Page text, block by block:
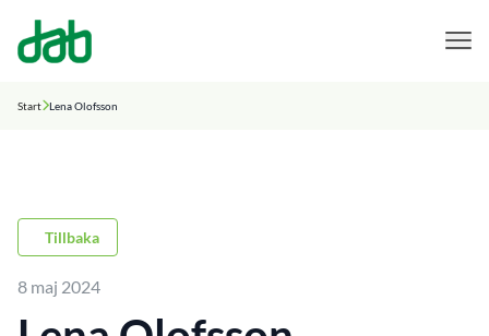
DAB Dental
Start Lena Olofsson
Tillbaka
8 maj 2024